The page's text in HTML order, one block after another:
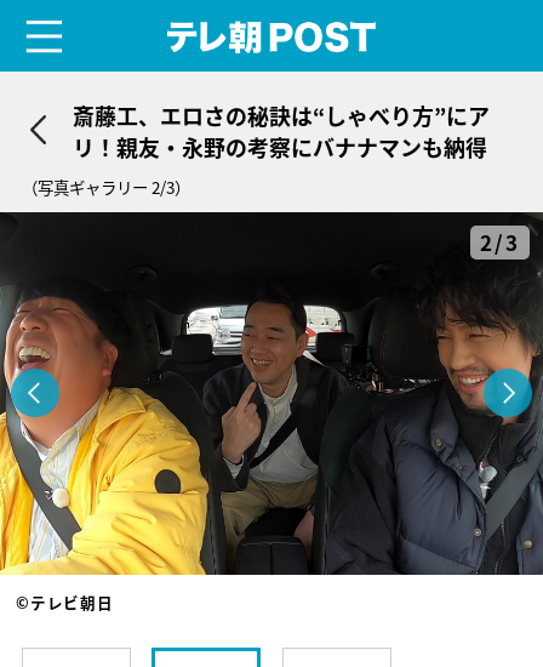
斎藤工、エロさの秘訣は“しゃべり方”にア
リ！親友・永野の考察にバナナマンも納得
（写真ギャラリー 2/3）
2/3
©テレビ朝日